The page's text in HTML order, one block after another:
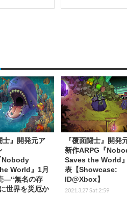
士』開発元ア
Nobody
World』1月
―“無名の存
世界を災厄か
『覆面闘士』開発
新作ARPG『
Saves the World
表【Showcase:
ID@Xbox】
2021.3.27 Sat 2:59